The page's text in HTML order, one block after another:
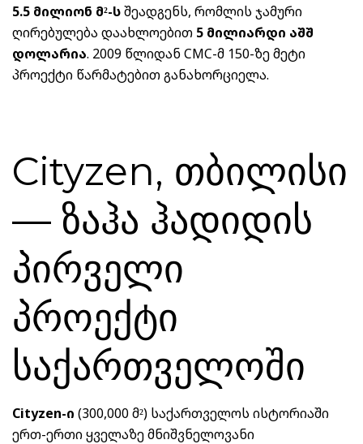
5.5 მილიონ მ²-სშეადგენს, რომლის ჯამური
ღირებულება დაახლოებით 5 მილიარდი აშშ
დოლარია. 2009 წლიდან CMC-მ 150-ზე მეტი
პროექტი წარმატებით განახორციელა.
Cityzen, თბილისი
— ზაჰა ჰადიდის
პირველი
პროექტი
საქართველოში
Cityzen-ი (300,000 მ²) საქართველოს ისტორიაში
ერთ-ერთი ყველაზე მნიშვნელოვანი